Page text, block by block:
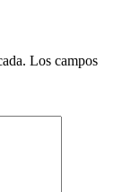
Los campos